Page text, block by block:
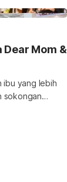
Dear Mom &
ibu yang lebih
sokongan
kemurungan